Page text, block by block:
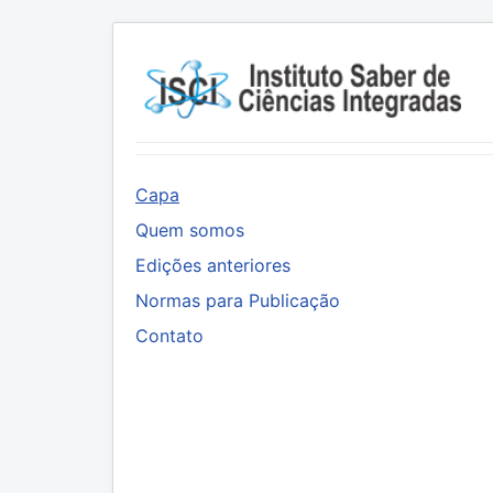
Capa
Quem somos
Edições anteriores
Normas para Publicação
Contato